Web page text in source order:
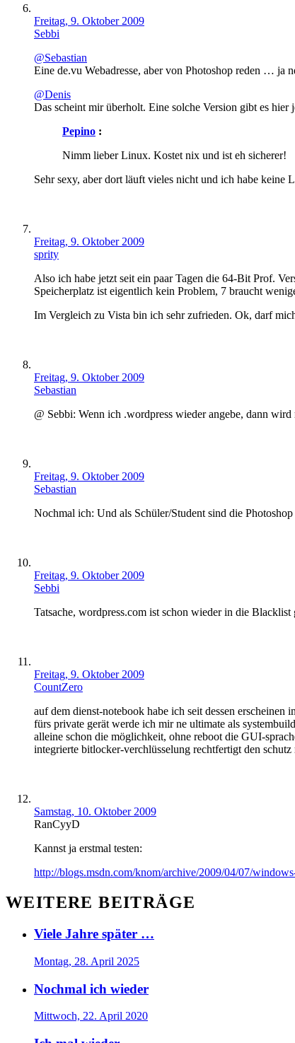
Freitag, 9. Oktober 2009
Sebbi
@Sebastian
Eine de.vu Webadresse, aber von Photoshop reden … ja
@Denis
Das scheint mir überholt. Eine solche Version gibt es hier
Pepino :
Nimm lieber Linux. Kostet nix und ist eh sicherer!
Sehr sexy, aber dort läuft vieles nicht und ich habe keine
Freitag, 9. Oktober 2009
sprity
Also ich habe jetzt seit ein paar Tagen die 64-Bit Prof.
Speicherplatz ist eigentlich kein Problem, 7 braucht
Im Vergleich zu Vista bin ich sehr zufrieden. Ok, darf
Freitag, 9. Oktober 2009
Sebastian
@ Sebbi: Wenn ich .wordpress wieder angebe, dann
Freitag, 9. Oktober 2009
Sebastian
Nochmal ich: Und als Schüler/Student sind die
Freitag, 9. Oktober 2009
Sebbi
Tatsache, wordpress.com ist schon wieder in die
Freitag, 9. Oktober 2009
CountZero
auf dem dienst-notebook habe ich seit dessen
fürs private gerät werde ich mir ne ultimate als
alleine schon die möglichkeit, ohne reboot die GUI-
integrierte bitlocker-verchlüsselung rechtfertigt den
Samstag, 10. Oktober 2009
RanCyyD
Kannst ja erstmal testen:
http://blogs.msdn.com/knom/archive/2009/04/07/
WEITERE BEITRÄGE
Viele Jahre später …
Montag, 28. April 2025
Nochmal ich wieder
Mittwoch, 22. April 2020